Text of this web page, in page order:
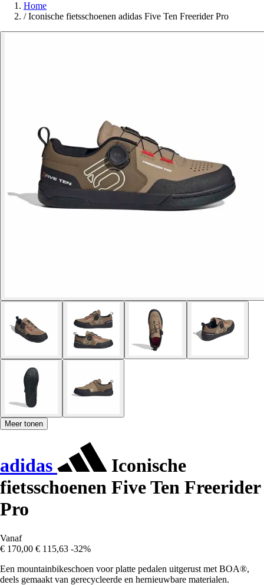
Home
/ Iconische fietsschoenen adidas Five Ten Freerider Pro
Meer tonen
adidas
Iconische
fietsschoenen Five Ten Freerider
Pro
Vanaf
€ 170,00 € 115,63 -32%
Een mountainbikeschoen voor platte pedalen uitgerust met BOA®,
deels gemaakt van gerecycleerde en hernieuwbare materialen.